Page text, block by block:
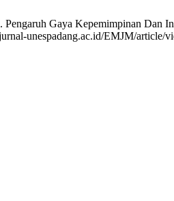
Gaya Kepemimpinan Dan
unespadang.ac.id/EMJM/article/